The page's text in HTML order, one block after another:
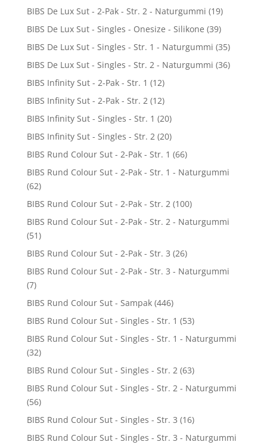
BIBS De Lux Sut - 2-Pak - Str. 2 - Naturgummi (19)
BIBS De Lux Sut - Singles - Onesize - Silikone (39)
BIBS De Lux Sut - Singles - Str. 1 - Naturgummi (35)
BIBS De Lux Sut - Singles - Str. 2 - Naturgummi (36)
BIBS Infinity Sut - 2-Pak - Str. 1 (12)
BIBS Infinity Sut - 2-Pak - Str. 2 (12)
BIBS Infinity Sut - Singles - Str. 1 (20)
BIBS Infinity Sut - Singles - Str. 2 (20)
BIBS Rund Colour Sut - 2-Pak - Str. 1 (66)
BIBS Rund Colour Sut - 2-Pak - Str. 1 - Naturgummi
(62)
BIBS Rund Colour Sut - 2-Pak - Str. 2 (100)
BIBS Rund Colour Sut - 2-Pak - Str. 2 - Naturgummi
(51)
BIBS Rund Colour Sut - 2-Pak - Str. 3 (26)
BIBS Rund Colour Sut - 2-Pak - Str. 3 - Naturgummi
(7)
BIBS Rund Colour Sut - Sampak (446)
BIBS Rund Colour Sut - Singles - Str. 1 (53)
BIBS Rund Colour Sut - Singles - Str. 1 - Naturgummi
(32)
BIBS Rund Colour Sut - Singles - Str. 2 (63)
BIBS Rund Colour Sut - Singles - Str. 2 - Naturgummi
(56)
BIBS Rund Colour Sut - Singles - Str. 3 (16)
BIBS Rund Colour Sut - Singles - Str. 3 - Naturgummi